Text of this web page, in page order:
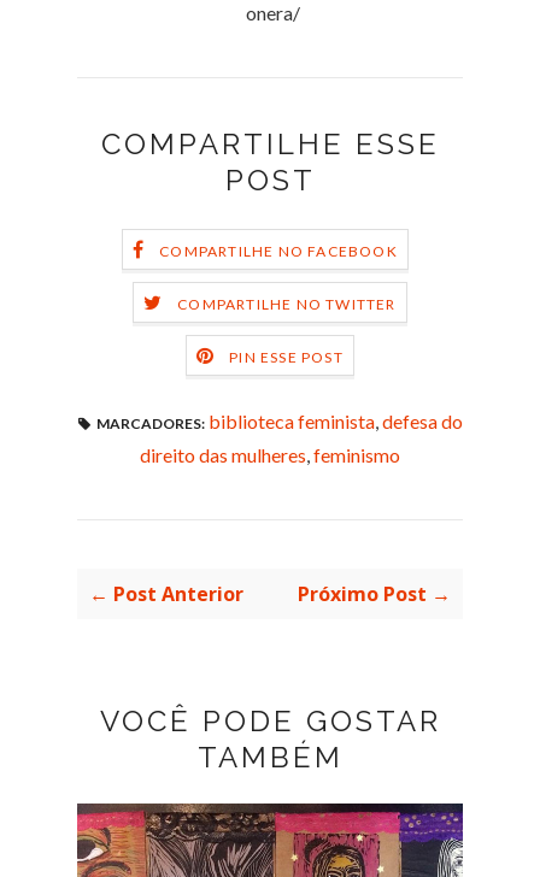
onera/
COMPARTILHE ESSE
POST
COMPARTILHE NO FACEBOOK
COMPARTILHE NO TWITTER
PIN ESSE POST
MARCADORES: biblioteca feminista,defesa do
direito das mulheres,feminismo
← Post Anterior Próximo Post →
VOCÊ PODE GOSTAR
TAMBÉM